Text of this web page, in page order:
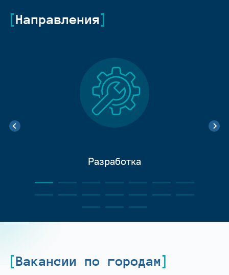
Направления
Разработка
Вакансии по городам